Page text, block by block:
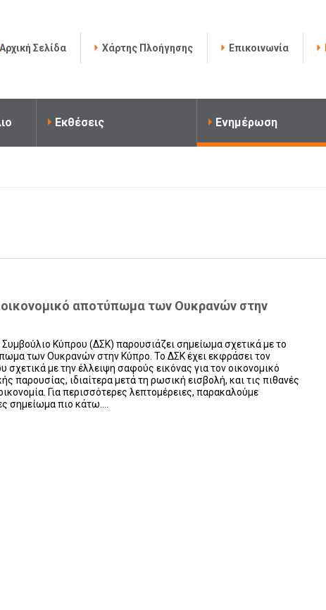
Αρχική Σελίδα Χάρτης Πλοήγησης Επικοινωνία
Εκθέσεις Ενημέρωση
αποτύπωμα των Ουκρανών στην
Κύπρου (ΔΣΚ) παρουσιάζει σημείωμα σχετικά με το
των Ουκρανών στην Κύπρο. Το ΔΣΚ έχει εκφράσει τον
σχετικά με την έλλειψη σαφούς εικόνας για τον οικονομικό
παρουσίας, ιδιαίτερα μετά τη ρωσική εισβολή, και τις πιθανές
Για περισσότερες λεπτομέρειες, παρακαλούμε
σημείωμα πιο κάτω....